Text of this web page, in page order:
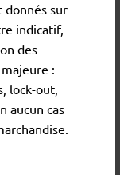
donnés sur
indicatif,
des
:
lock-out,
aucun cas